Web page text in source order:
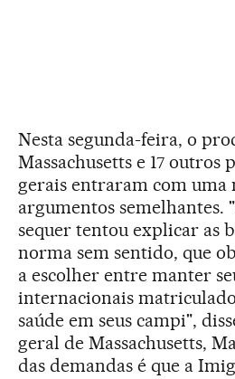
Nesta segunda-feira, o
Massachusetts e 17 outros
gerais entraram com uma
argumentos semelhantes.
sequer tentou explicar as
norma sem sentido, que
a escolher entre manter
internacionais
saúde em seus campi",
geral de Massachusetts,
das demandas é que a